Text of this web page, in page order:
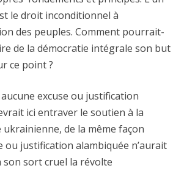
le droit inconditionnel à
des peuples. Comment pourrait-
de la démocratie intégrale son but
ce point ?
excuse ou justification
ici entraver le soutien à la
de la même façon
ou justification alambiquée n’aurait
sort cruel la révolte